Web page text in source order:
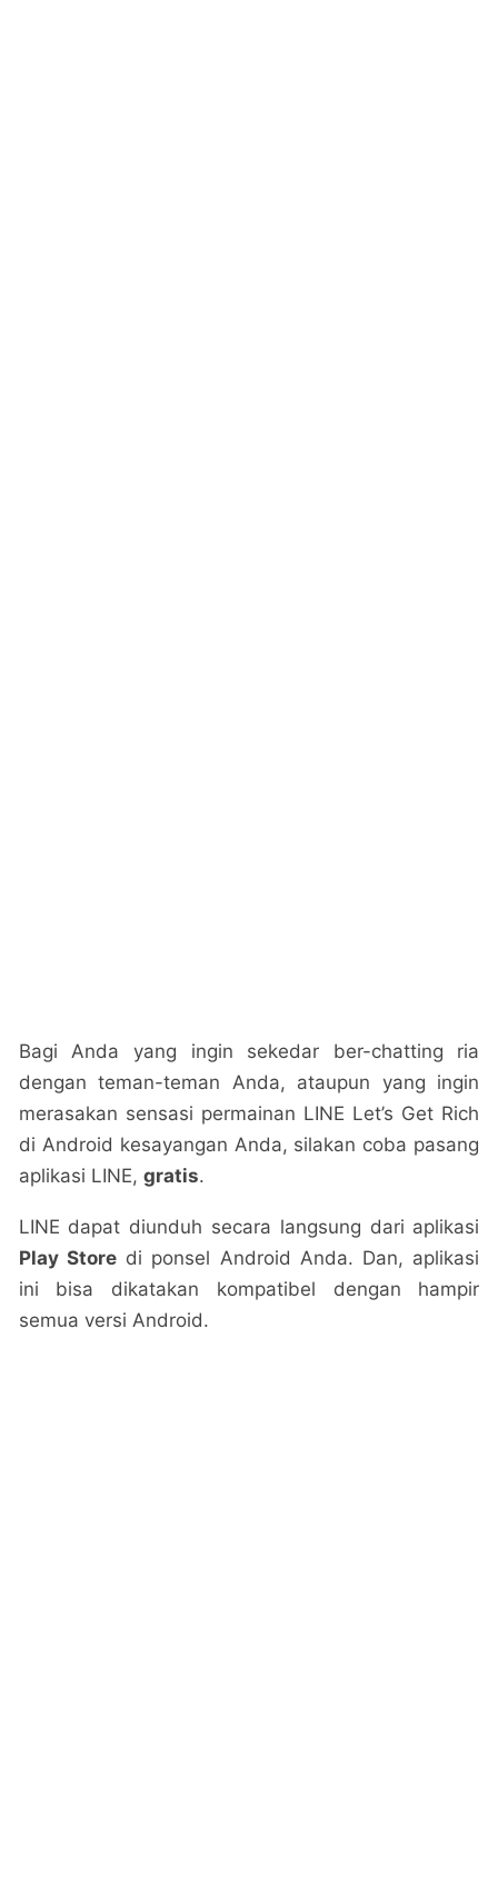
Bagi Anda yang ingin sekedar ber-chatting ria
dengan teman-teman Anda, ataupun yang ingin
merasakan sensasi permainan LINE Let’s Get Rich
di Android kesayangan Anda, silakan coba pasang
aplikasi LINE, gratis.
LINE dapat diunduh secara langsung dari aplikasi
Play Storedi ponsel Android Anda. Dan, aplikasi
ini bisa dikatakan kompatibel dengan hampir
semua versi Android.